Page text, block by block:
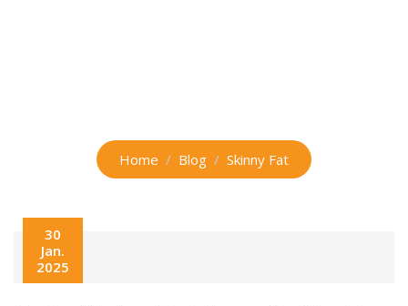
Home Blog Skinny Fat
30
Jan.
2025